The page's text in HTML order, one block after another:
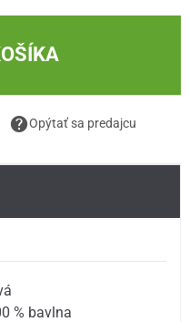
Opýtať sa predajcu
% bavlna